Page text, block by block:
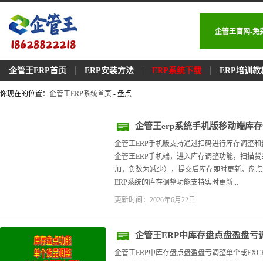
企管王官网-免
企管王ERP首页 ERP安装方法 ERP系统下载 ERP培训教
你现在的位置： 企管王ERP系统首页 - 盘点
企管王erp系统手机版移动端库
企管王ERP手机版支持通过扫码进行库存调整
企管王ERP手机端，进入库存调整功能，扫描
加，负数为减少），提交后库存即时更新。盘
ERP系统的库存调整功能支持实时更新...
更新时间：2026年6月22日
企管王ERP中库存盘点盘盈盘
持
企管王ERP中库存盘点盘盈盘亏调整单个或